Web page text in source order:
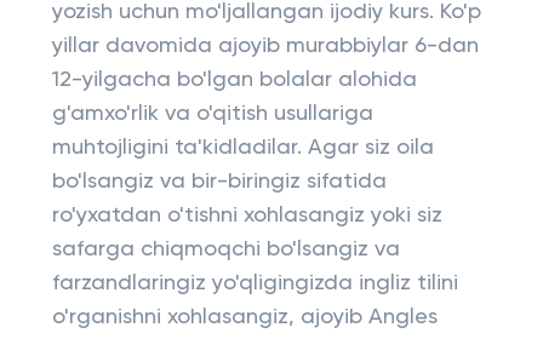
yozish uchun mo'ljallangan ijodiy kurs. Ko'p
yillar davomida ajoyib murabbiylar 6-dan
12-yilgacha bo'lgan bolalar alohida
g'amxo'rlik va o'qitish usullariga
muhtojligini ta'kidladilar. Agar siz oila
bo'lsangiz va bir-biringiz sifatida
ro'yxatdan o'tishni xohlasangiz yoki siz
safarga chiqmoqchi bo'lsangiz va
farzandlaringiz yo'qligingizda ingliz tilini
o'rganishni xohlasangiz, ajoyib Angles